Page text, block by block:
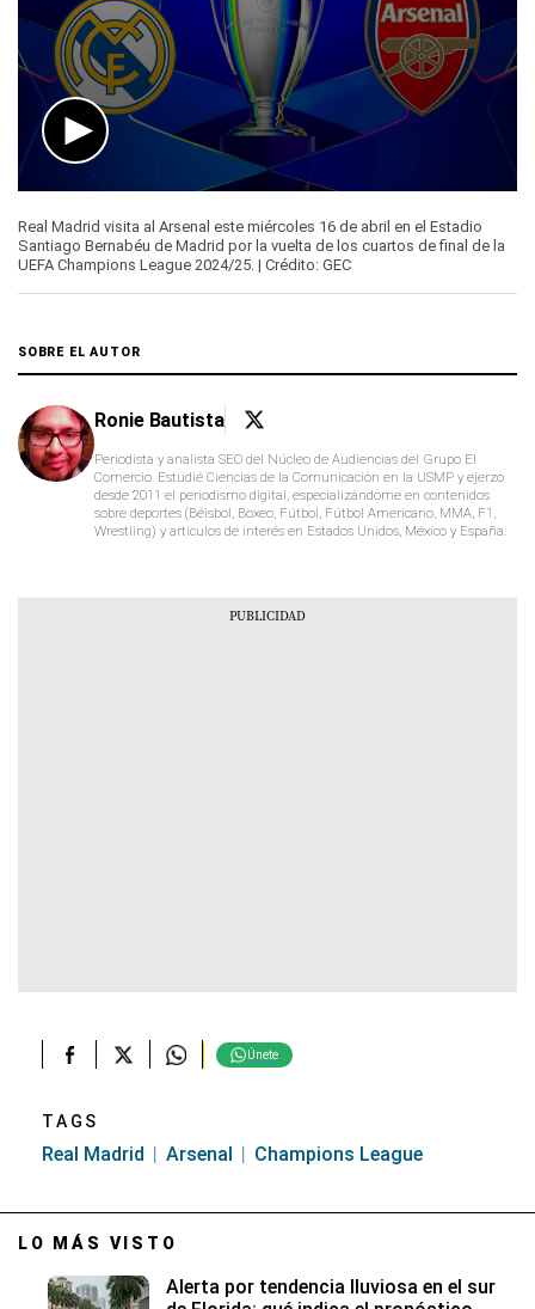
seconds
of
30
seconds
Real Madrid visita al Arsenal este miércoles 16 de abril en el Estadio
Santiago Bernabéu de Madrid por la vuelta de los cuartos de final de la
UEFA Champions League 2024/25. | Crédito: GEC
SOBRE EL AUTOR
Ronie Bautista
Periodista y analista SEO del Núcleo de Audiencias del Grupo El
Comercio. Estudié Ciencias de la Comunicación en la USMP y ejerzo
desde 2011 el periodismo digital, especializándome en contenidos
sobre deportes (Béisbol, Boxeo, Fútbol, Fútbol Americano, MMA, F1,
Wrestling) y artículos de interés en Estados Unidos, México y España.
Únete
TAGS
Real Madrid Arsenal Champions League
LO MÁS VISTO
Alerta por tendencia lluviosa en el sur